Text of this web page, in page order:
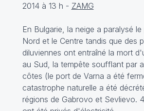
2014 à 13 h - ZAMG
En Bulgarie, la neige a paralysé
Nord et le Centre tandis que des
diluviennes ont entraîné la mort
au Sud, la tempête soufflant par
côtes (le port de Varna a été
catastrophe naturelle a été
régions de Gabrovo et Sevlievo.